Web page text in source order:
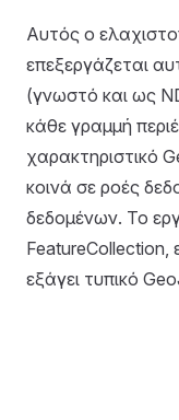
Αυτός ο
επεξεργάζεται
(γνωστό και ως
κάθε γραμμή
χαρακτηριστικό
κοινά σε ροές
δεδομένων. Το
FeatureCollection,
εξάγει τυπικό